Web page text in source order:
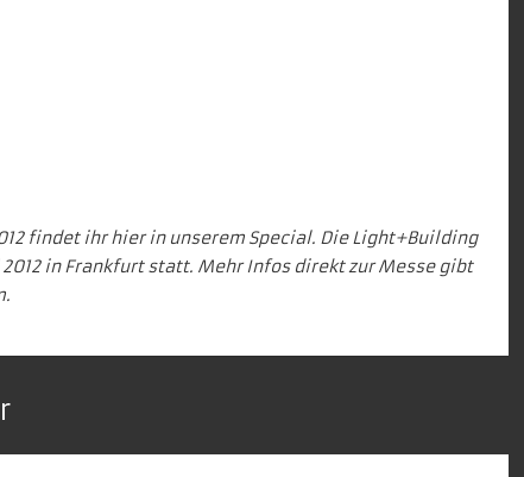
findet ihrhier in unserem Special. Die Light+Building
in Frankfurt statt. Mehr Infos direkt zur Messe gibt